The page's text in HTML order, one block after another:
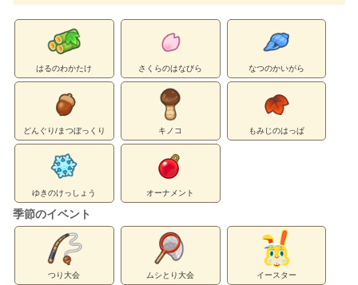
はるのわかたけ さくらのはなびら なつのかいがら
どんぐり/まつぼっくり キノコ もみじのはっぱ
ゆきのけっしょう オーナメント
季節のイベント
つり大会 ムシとり大会 イースター